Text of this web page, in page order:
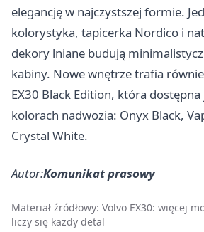
elegancję w najczystszej formie.
kolorystyka, tapicerka Nordico i
dekory lniane budują
kabiny. Nowe wnętrze trafia
EX30 Black Edition, która
kolorach nadwozia: Onyx Black,
Crystal White.
Autor:Komunikat prasowy
Materiał źródłowy: Volvo EX30: więcej
liczy się każdy detal